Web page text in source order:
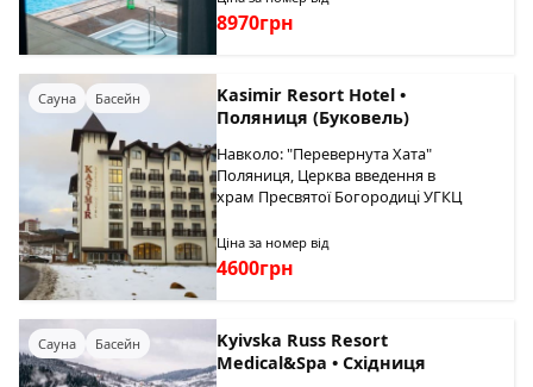
8970грн
Сауна Басейн
Kasimir Resort Hotel •
Поляниця (Буковель)
Навколо: "Перевернута Хата"
Поляниця, Церква введення в
храм Пресвятої Богородиці УГКЦ
Ціна за номер від
4600грн
Сауна Басейн
Kyivska Russ Resort
Medical&Spa • Східниця